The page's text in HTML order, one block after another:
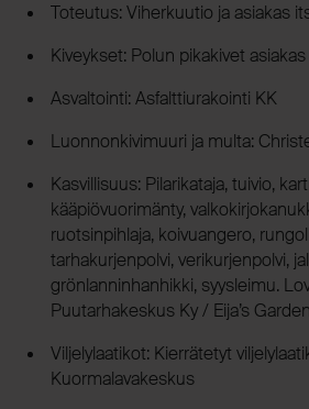
Toteutus: Viherkuutio ja asiakas
Kiveykset: Polun pikakivet
Asvaltointi: Asfalttiurakointi KK
Luonnonkivimuuri ja multa:
Kasvillisuus: Pilarikataja, tuivio,
kääpiövuorimänty,
ruotsinpihlaja, koivuangero,
tarhakurjenpolvi, verikurjenpolvi,
grönlanninhanhikki, syysleimu.
Puutarhakeskus Ky / Eija’s
Viljelylaatikot: Kierrätetyt
Kuormalavakeskus